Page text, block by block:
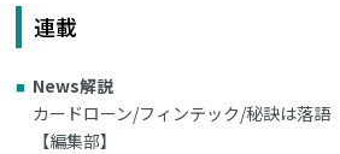
連載
News解説
カードローン/フィンテック/秘訣は落語
【編集部】